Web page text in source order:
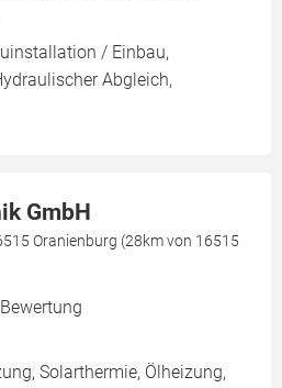
/ Einbau,
Abgleich,
GmbH
Oranienburg (28km von 16515
Solarthermie, Ölheizung,